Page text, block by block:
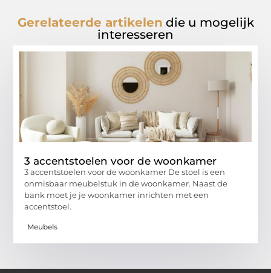
Gerelateerde artikelen die u mogelijk
interesseren
3 accentstoelen voor de woonkamer
3 accentstoelen voor de woonkamer De stoel is een
onmisbaar meubelstuk in de woonkamer. Naast de
bank moet je je woonkamer inrichten met een
accentstoel.
Meubels